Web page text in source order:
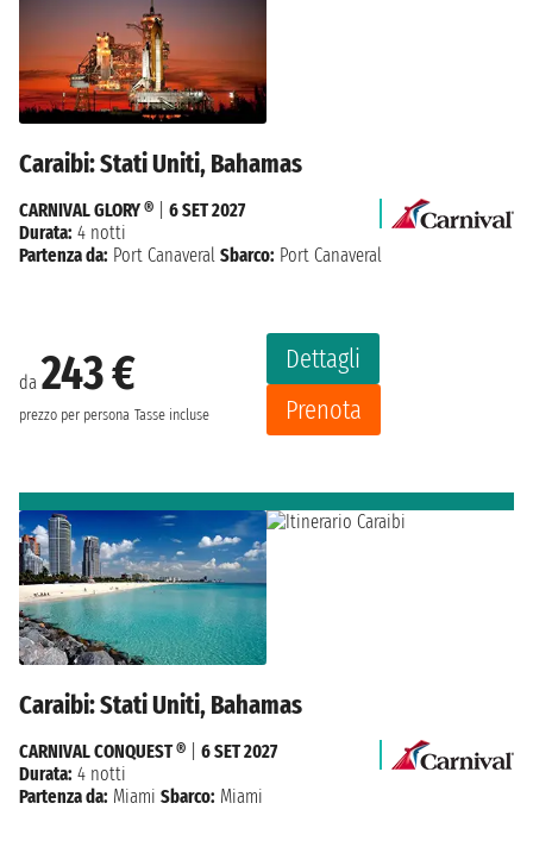
Caraibi: Stati Uniti, Bahamas
da 243 €
prezzo per persona Tasse incluse
Dettagli
Prenota
CARNIVAL GLORY ®
6 SET 2027
Durata: 4 notti
Partenza da: Port Canaveral Sbarco: Port Canaveral
Caraibi: Stati Uniti, Bahamas
CARNIVAL CONQUEST ®
6 SET 2027
Durata: 4 notti
Partenza da: Miami Sbarco: Miami